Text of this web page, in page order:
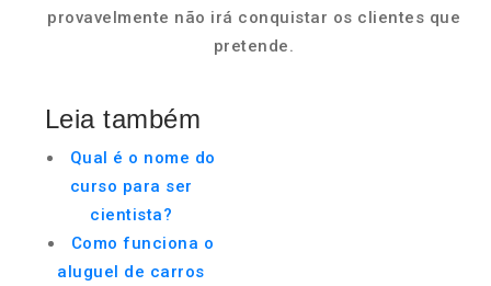
provavelmente não irá conquistar os clientes que
pretende.
Leia também
Qual é o nome do
curso para ser
cientista?
Como funciona o
aluguel de carros